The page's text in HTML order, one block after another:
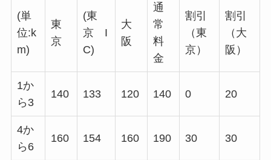
(単
位:k
m)
東
京
(東
京 I
C)
大
阪
通
常
料
金
割引
（東
京）
割引
（大
阪）
1か
ら3
140 133 120 140 0 20
4か
ら6
160 154 160 190 30 30